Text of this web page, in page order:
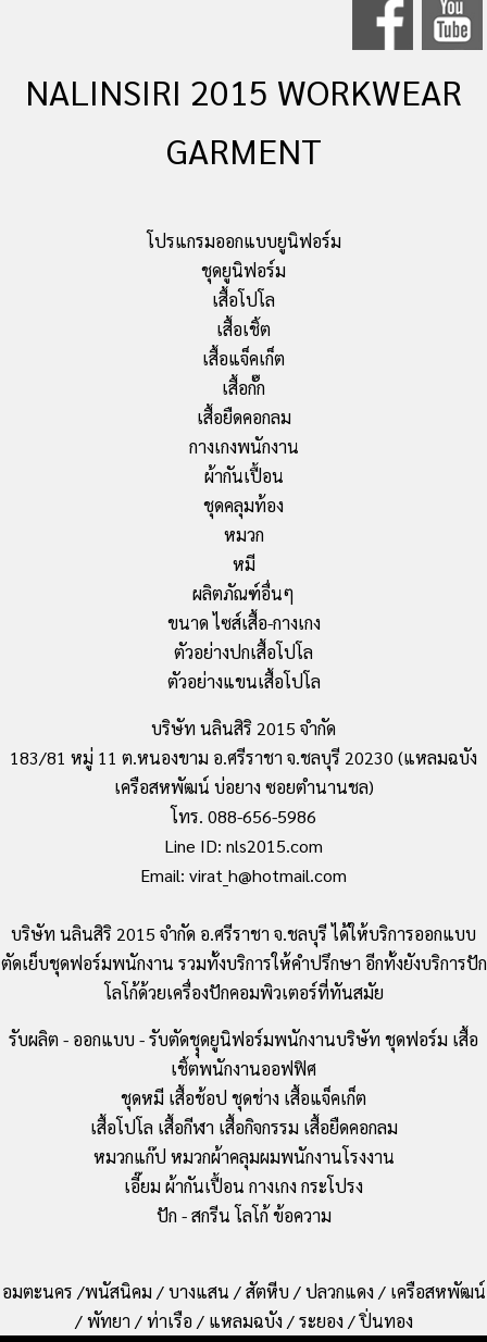
NALINSIRI 2015 WORKWEAR
GARMENT
โปรแกรมออกแบบยูนิฟอร์ม
ชุดยูนิฟอร์ม
เสื้อโปโล
เสื้อเชิ้ต
เสื้อแจ็คเก็ต
เสื้อกั๊ก
เสื้อยืดคอกลม
กางเกงพนักงาน
ผ้ากันเปื้อน
ชุดคลุมท้อง
หมวก
หมี
ผลิตภัณฑ์อื่นๆ
ขนาด ไซส์เสื้อ-กางเกง
ตัวอย่างปกเสื้อโปโล
ตัวอย่างแขนเสื้อโปโล
บริษัท นลินสิริ 2015 จำกัด
183/81 หมู่ 11 ต.หนองขาม อ.ศรีราชา จ.ชลบุรี 20230 (แหลมฉบัง
เครือสหพัฒน์ บ่อยาง ซอยตำนานชล)
โทร. 088-656-5986
Line ID: nls2015.com
Email: virat_h@hotmail.com
บริษัท นลินสิริ 2015 จำกัด อ.ศรีราชา จ.ชลบุรี ได้ให้บริการออกแบบ
ตัดเย็บชุดฟอร์มพนักงาน รวมทั้งบริการให้คำปรึกษา อีกทั้งยังบริการปัก
โลโก้ด้วยเครื่องปักคอมพิวเตอร์ที่ทันสมัย
รับผลิต - ออกแบบ - รับตัดชุุดยูนิฟอร์มพนักงานบริษัท ชุดฟอร์ม เสื้อ
เชิ้ตพนักงานออฟฟิศ
ชุดหมี เสื้อช้อป ชุดช่าง เสื้อแจ็คเก็ต
เสื้อโปโล เสื้อกีฬา เสื้อกิจกรรม เสื้อยืดคอกลม
หมวกแก๊ป หมวกผ้าคลุมผมพนักงานโรงงาน
เอี๊ยม ผ้ากันเปื้อน กางเกง กระโปรง
ปัก - สกรีน โลโก้ ข้อความ
อมตะนคร /พนัสนิคม / บางแสน / สัตหีบ / ปลวกแดง / เครือสหพัฒน์
/ พัทยา / ท่าเรือ / แหลมฉบัง / ระยอง / ปิ่นทอง